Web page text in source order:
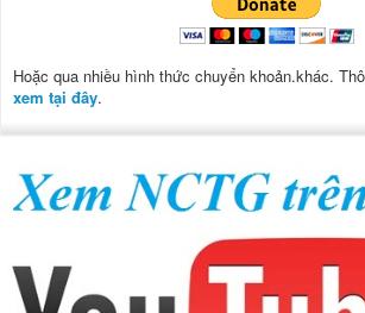
Hoặc qua nhiều hình thức chuyển khoản.khác.
xem tại đây.